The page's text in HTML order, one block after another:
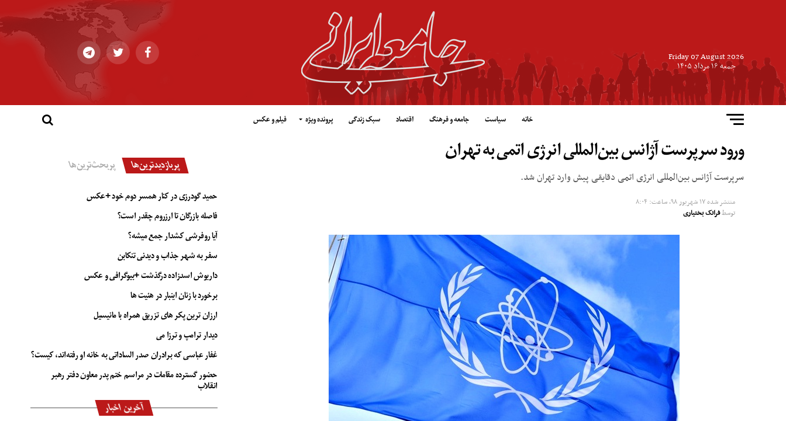
Friday 07 August 2026
جمعه ۱۶ مرداد ۱۴۰۵
خانه سیاست جامعه و فرهنگ اقتصاد سبک زندگی پرونده ویژه فیلم و عکس
ورود سرپرست آژانس بین‌المللی انرژی اتمی به تهران
سرپرست آژانس بین‌المللی انرژی اتمی دقایقی پیش وارد تهران شد.
منتشر شده۱۷ شهریور ۹۸, ساعت: ۸:۰۴
توسطفرانک بختیاری
پربازدیدترین‌ها پربحث‌ترین‌ها
حمید گودرزی در کنار همسر دوم خود +عکس
فاصله بازرگان تا ارزروم چقدر است؟
آیا روفرشی کشدار جمع میشه؟
سفر به شهر جذاب و دیدنی تنکابن
داریوش اسدزاده درگذشت +بیوگرافی و عکس
برخورد با زنان اینبار در هئیت ها
ارزان ترین پکر های تزریق همراه با مانیسیل
دیدار ترامپ و ترزا می
غفار عباسی که برادران صدر الساداتی به خانه او رفته‌اند، کیست؟
حضور گسترده مقامات در مراسم ختم پدر معاون دفتر رهبر
انقلاب
آخرین اخبار